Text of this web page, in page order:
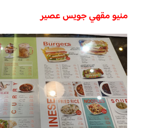
منيو مقهي جويس عصير